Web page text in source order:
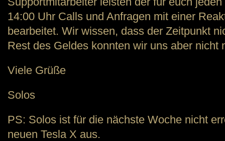
14:00 Uhr Calls und Anfragen mit einer
bearbeitet. Wir wissen, dass der Zeitpunkt
Rest des Geldes konnten wir uns aber nicht
Viele Grüße
Solos
PS: Solos ist für die nächste Woche nicht
neuen Tesla X aus.